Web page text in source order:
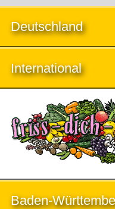
Deutschland
International
Baden-